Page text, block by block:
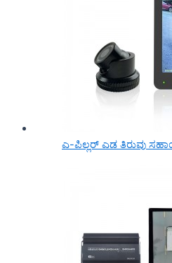
ಎ-ಪಿಲ್ಲರ್ ಎಡ ತಿರುವು